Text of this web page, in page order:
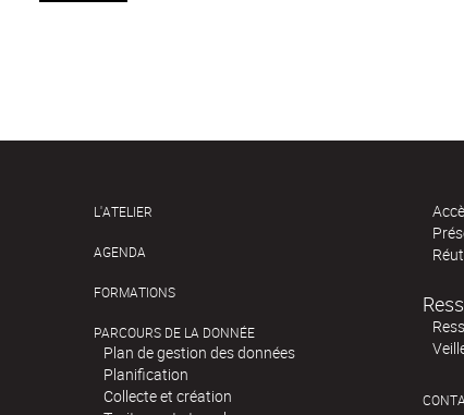
L'ATELIER
AGENDA
FORMATIONS
PARCOURS DE LA DONNÉE
Plan de gestion des données
Planification
Collecte et création